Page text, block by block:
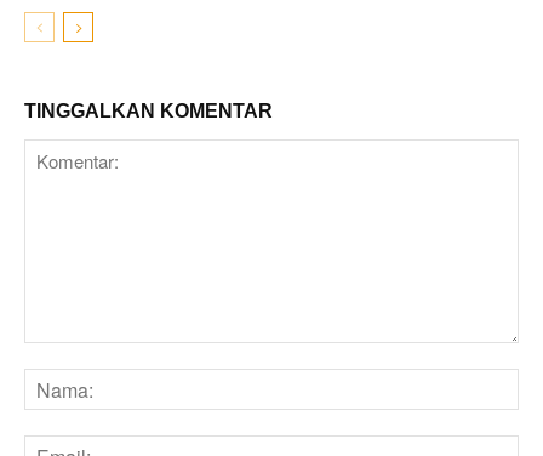
TINGGALKAN KOMENTAR